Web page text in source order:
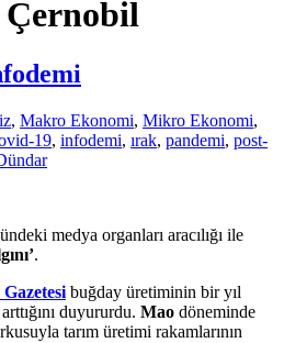
, Makro Ekonomi, Mikro Ekonomi,
19, infodemi, ırak, pandemi, post-
medya organları aracılığı ile
.
Gazetesi buğday üretiminin bir yıl
duyururdu. Mao döneminde
tarım üretimi rakamlarının